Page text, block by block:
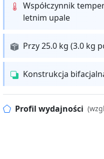
Współczynnik
letnim upale
Przy 25.0 kg (3.0 kg
Konstrukcja
Profil wydajności